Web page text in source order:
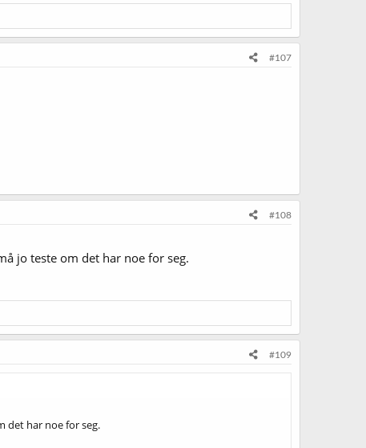
#107
#108
jo teste om det har noe for seg.
#109
det har noe for seg.